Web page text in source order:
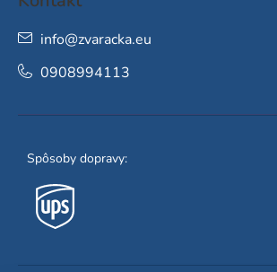
info@zvaracka.eu
0908994113
Spôsoby dopravy: